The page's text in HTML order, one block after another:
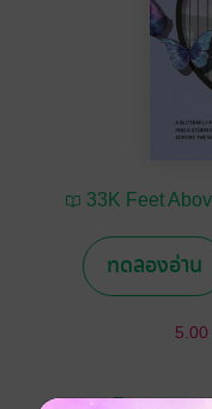
33K Feet
ทดลองอ่าน
5.00